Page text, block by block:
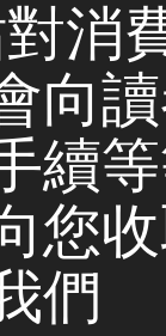
消
向
續
您
們